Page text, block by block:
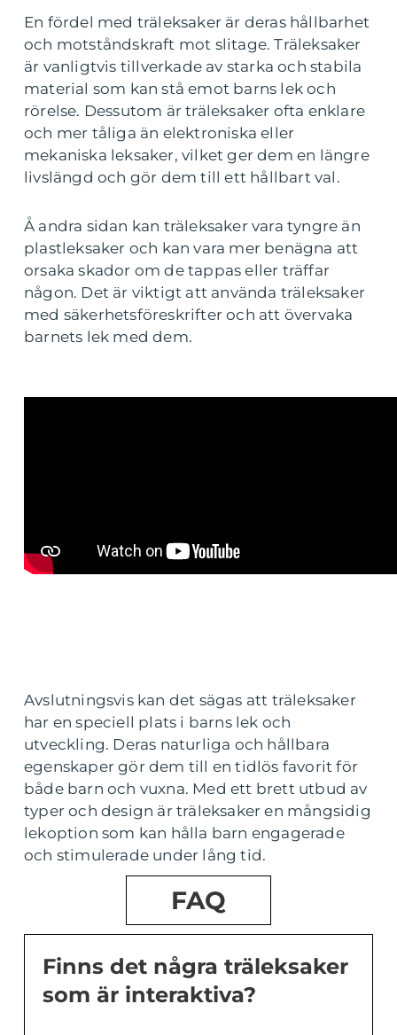
En fördel med träleksaker är deras hållbarhet
och motståndskraft mot slitage. Träleksaker
är vanligtvis tillverkade av starka och stabila
material som kan stå emot barns lek och
rörelse. Dessutom är träleksaker ofta enklare
och mer tåliga än elektroniska eller
mekaniska leksaker, vilket ger dem en längre
livslängd och gör dem till ett hållbart val.
Å andra sidan kan träleksaker vara tyngre än
plastleksaker och kan vara mer benägna att
orsaka skador om de tappas eller träffar
någon. Det är viktigt att använda träleksaker
med säkerhetsföreskrifter och att övervaka
barnets lek med dem.
Avslutningsvis kan det sägas att träleksaker
har en speciell plats i barns lek och
utveckling. Deras naturliga och hållbara
egenskaper gör dem till en tidlös favorit för
både barn och vuxna. Med ett brett utbud av
typer och design är träleksaker en mångsidig
lekoption som kan hålla barn engagerade
och stimulerade under lång tid.
FAQ
Finns det några träleksaker
som är interaktiva?